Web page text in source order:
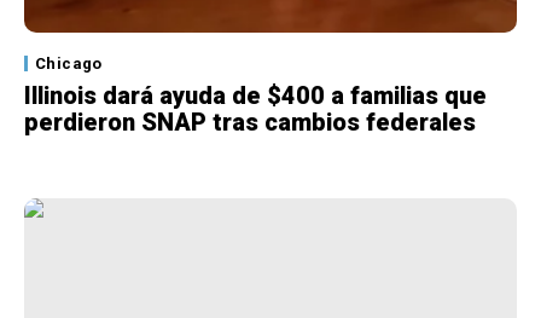
Chicago
Illinois dará ayuda de $400 a familias que
perdieron SNAP tras cambios federales